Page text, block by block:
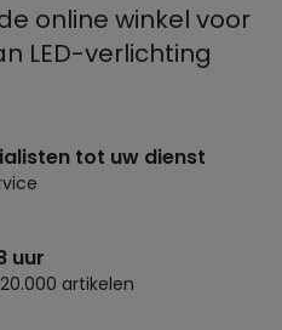
online winkel voor
LED-verlichting
tot uw dienst
uur
artikelen